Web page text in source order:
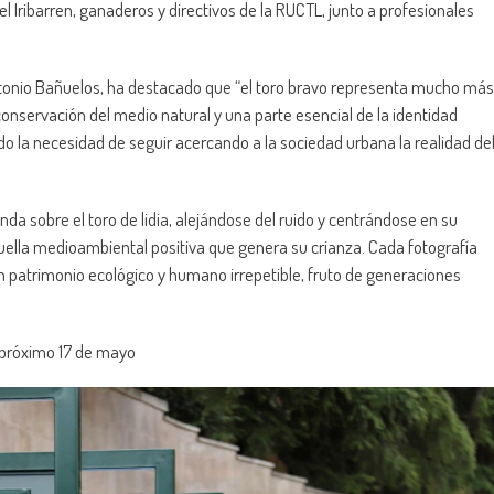
ganaderos y directivos de la RUCTL, junto a profesionales
Bañuelos, ha destacado que “el toro bravo representa mucho más
del medio natural y una parte esencial de la identidad
la necesidad de seguir acercando a la sociedad urbana la realidad del
sobre el toro de lidia, alejándose del ruido y centrándose en su
medioambiental positiva que genera su crianza. Cada fotografía
ecológico y humano irrepetible, fruto de generaciones
17 de mayo